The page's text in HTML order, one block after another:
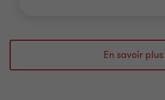
En savoir plus